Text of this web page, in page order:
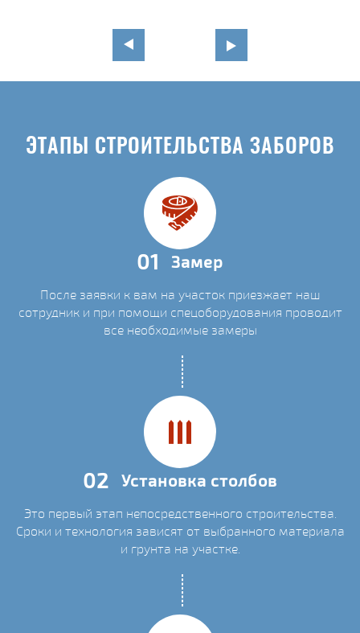
ЭТАПЫ СТРОИТЕЛЬСТВА ЗАБОРОВ
01 Замер
После заявки к вам на участок приезжает наш
сотрудник и при помощи спецоборудования проводит
все необходимые замеры
02 Установка столбов
Это первый этап непосредственного строительства.
Сроки и технология зависят от выбранного материала
и грунта на участке.